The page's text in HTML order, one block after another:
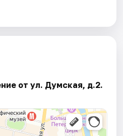
от ул. Думская, д.2.